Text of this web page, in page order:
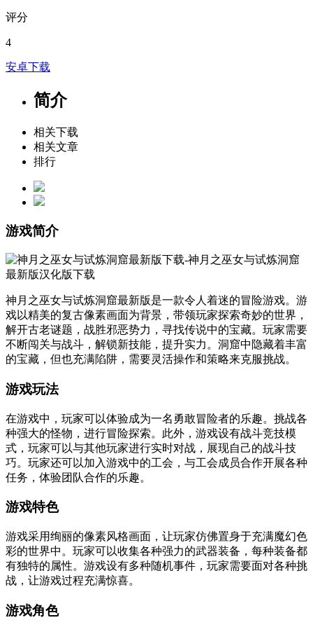
评分
4
安卓下载
简介
相关下载
相关文章
排行
游戏简介
神月之巫女与试炼洞窟最新版是一款令人着迷的冒险游戏。游
戏以精美的复古像素画面为背景，带领玩家探索奇妙的世界，
解开古老谜题，战胜邪恶势力，寻找传说中的宝藏。玩家需要
不断闯关与战斗，解锁新技能，提升实力。洞窟中隐藏着丰富
的宝藏，但也充满陷阱，需要灵活操作和策略来克服挑战。
游戏玩法
在游戏中，玩家可以体验成为一名勇敢冒险者的乐趣。挑战各
种强大的怪物，进行冒险探索。此外，游戏设有战斗竞技模
式，玩家可以与其他玩家进行实时对战，展现自己的战斗技
巧。玩家还可以加入游戏中的工会，与工会成员合作开展各种
任务，体验团队合作的乐趣。
游戏特色
游戏采用绚丽的像素风格画面，让玩家仿佛置身于充满魔幻色
彩的世界中。玩家可以收集各种强力的武器装备，每种装备都
有独特的属性。游戏设有多种随机事件，玩家需要面对各种挑
战，让游戏过程充满惊喜。
游戏角色